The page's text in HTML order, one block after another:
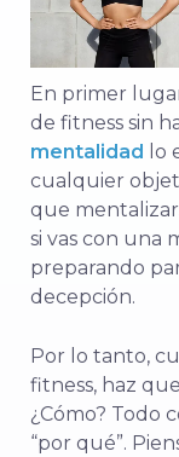
En primer
de fitness sin
mentalidad
lo
cualquier
que
si vas con una
preparando
decepción.
Por lo tanto,
fitness, haz
¿Cómo? Todo
“por qué”.